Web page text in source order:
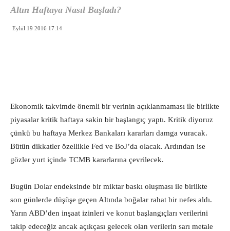
Altın Haftaya Nasıl Başladı?
Eylül 19 2016 17:14
Ekonomik takvimde önemli bir verinin açıklanmaması ile birlikte
piyasalar kritik haftaya sakin bir başlangıç yaptı. Kritik diyoruz
çünkü bu haftaya Merkez Bankaları kararları damga vuracak.
Bütün dikkatler özellikle Fed ve BoJ’da olacak. Ardından ise
gözler yurt içinde TCMB kararlarına çevrilecek.
Bugün Dolar endeksinde bir miktar baskı oluşması ile birlikte
son günlerde düşüşe geçen Altında boğalar rahat bir nefes aldı.
Yarın ABD’den inşaat izinleri ve konut başlangıçları verilerini
takip edeceğiz ancak açıkçası gelecek olan verilerin sarı metale